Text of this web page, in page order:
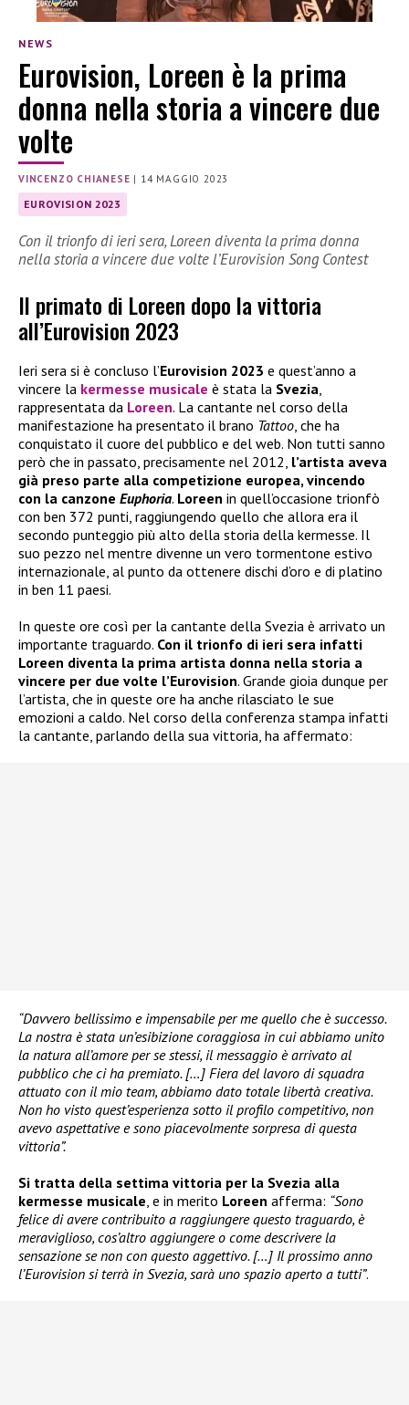
NEWS
Eurovision, Loreen è la prima
donna nella storia a vincere due
volte
VINCENZO CHIANESE | 14 MAGGIO 2023
EUROVISION 2023
Con il trionfo di ieri sera, Loreen diventa la prima donna
nella storia a vincere due volte l’Eurovision Song Contest
Il primato di Loreen dopo la vittoria
all’Eurovision 2023
Ieri sera si è concluso l’Eurovision 2023 e quest’anno a
vincere la kermesse musicale è stata la Svezia,
rappresentata da Loreen. La cantante nel corso della
manifestazione ha presentato il brano Tattoo, che ha
conquistato il cuore del pubblico e del web. Non tutti sanno
però che in passato, precisamente nel 2012, l’artista aveva
già preso parte alla competizione europea, vincendo
con la canzone Euphoria. Loreen in quell’occasione trionfò
con ben 372 punti, raggiungendo quello che allora era il
secondo punteggio più alto della storia della kermesse. Il
suo pezzo nel mentre divenne un vero tormentone estivo
internazionale, al punto da ottenere dischi d’oro e di platino
in ben 11 paesi.
In queste ore così per la cantante della Svezia è arrivato un
importante traguardo. Con il trionfo di ieri sera infatti
Loreen diventa la prima artista donna nella storia a
vincere per due volte l’Eurovision. Grande gioia dunque per
l’artista, che in queste ore ha anche rilasciato le sue
emozioni a caldo. Nel corso della conferenza stampa infatti
la cantante, parlando della sua vittoria, ha affermato:
“Davvero bellissimo e impensabile per me quello che è successo.
La nostra è stata un’esibizione coraggiosa in cui abbiamo unito
la natura all’amore per se stessi, il messaggio è arrivato al
pubblico che ci ha premiato. […] Fiera del lavoro di squadra
attuato con il mio team, abbiamo dato totale libertà creativa.
Non ho visto quest’esperienza sotto il profilo competitivo, non
avevo aspettative e sono piacevolmente sorpresa di questa
vittoria”.
Si tratta della settima vittoria per la Svezia alla
kermesse musicale, e in merito Loreen afferma: “Sono
felice di avere contribuito a raggiungere questo traguardo, è
meraviglioso, cos’altro aggiungere o come descrivere la
sensazione se non con questo aggettivo. […] Il prossimo anno
l’Eurovision si terrà in Svezia, sarà uno spazio aperto a tutti”.